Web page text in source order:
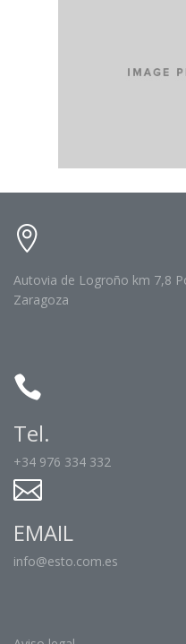
Autovia de Logroño km 7,8
Zaragoza
Tel.
+34 976 334 332
EMAIL
info@esto.com.es